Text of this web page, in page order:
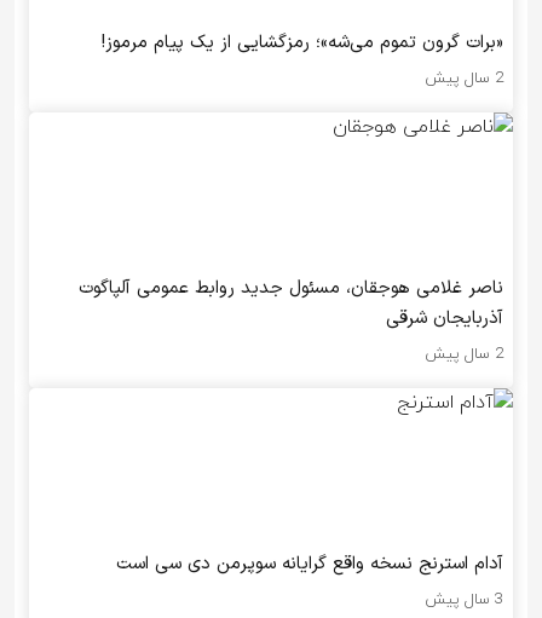
«برات گرون تموم می‌شه»؛ رمزگشایی از یک پیام مرموز!
2 سال پیش
ناصر غلامی هوجقان، مسئول جدید روابط عمومی آلپاگوت
آذربایجان شرقی
2 سال پیش
آدام استرنج نسخه واقع گرایانه سوپرمن دی سی است
3 سال پیش